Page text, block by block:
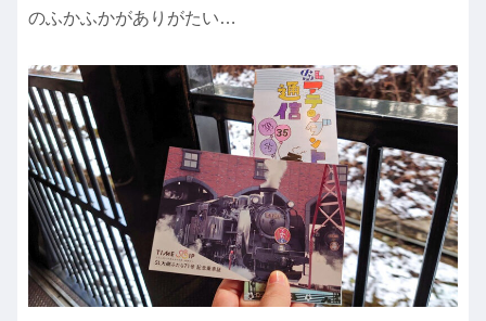
のふかふかがありがたい…